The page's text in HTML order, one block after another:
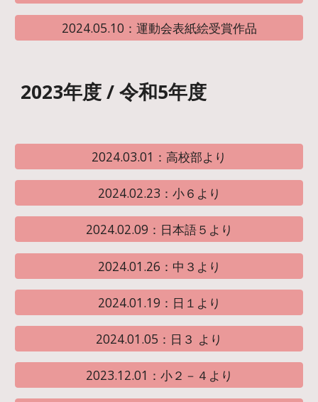
2024.05.10：運動会表紙絵受賞作品
2023年度 / 令和5年度
2024.03.01：高校部より
2024.02.23：小６より
2024.02.09：日本語５より
2024.01.26：中３より
2024.01.19：日１より
2024.01.05：日３ より
2023.12.01：小２－４より